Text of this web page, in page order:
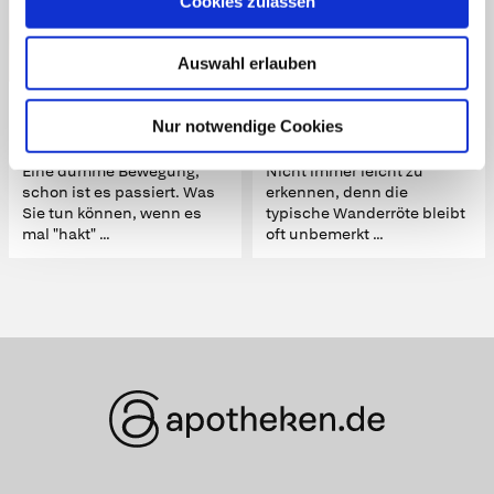
Auswahl erlauben
Nur notwendige Cookies
mauritius images / Science Photo Library / Mic
rogen Images
Passiert fast jedem mal
Gelenkblockierungen
Eine dumme Bewegung,
schon ist es passiert. Was
Sie tun können, wenn es
mal "hakt" ...
Chamäleon der Medizin
Borreliose
Nicht immer leicht zu
erkennen, denn die
typische Wanderröte bleibt
oft unbemerkt ...